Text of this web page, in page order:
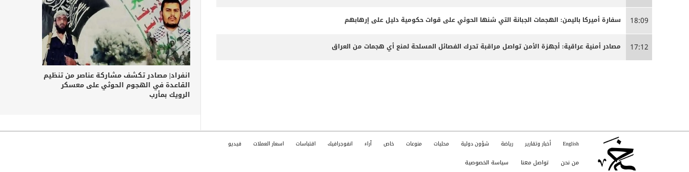
18:09 سفارة أميركا باليمن: الهجمات الجبانة التي شنها الحوثي على قوات حكومية دليل على إرهابهم
17:12 مصادر أمنية عراقية: أجهزة الأمن تواصل مراقبة تحرك الفصائل المسلحة لمنع أي هجمات من العراق
انفراد| مصادر تكشف مشاركة عناصر من تنظيم
القاعدة في الهجوم الحوثي على معسكر
الرويك بمأرب
English أخبار وتقارير رياضة شؤون دولية محليات منوعات خاص آراء انفوجرافيك اقتباسات اسعار العملات فيديو
من نحن تواصل معنا سياسة الخصوصية